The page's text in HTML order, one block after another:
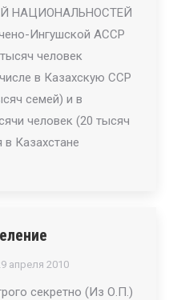
НАЦИОНАЛЬНОСТЕЙ
Ингушской АССР
человек
в Казахскую ССР
семей) и в
человек (20 тысяч
Казахстане
апреля 2010
секретно (Из О.П.)